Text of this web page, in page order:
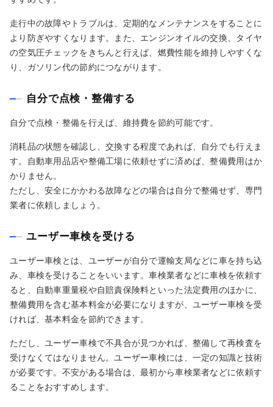
走行中の故障やトラブルは、定期的なメンテナンスをすることに
より防ぎやすくなります。また、エンジンオイルの交換、タイヤ
の空気圧チェックをきちんと行えば、燃費性能を維持しやすくな
り、ガソリン代の節約につながります。
自分で点検・整備する
自分で点検・整備を行えば、維持費を節約可能です。
消耗品の状態を確認し、交換する程度であれば、自分でも行えま
す。自動車用品店や整備工場に依頼せずに済めば、整備費用はか
かりません。
ただし、安全にかかわる故障などの場合は自分で整備せず、専門
業者に依頼しましょう。
ユーザー車検を受ける
ユーザー車検とは、ユーザーが自分で運輸支局などに車を持ち込
み、車検を受けることをいいます。車検業者などに車検を依頼す
ると、自動車重量税や自賠責保険料といった法定費用のほかに、
整備費用を含む基本料金が必要になりますが、ユーザー車検を受
ければ、基本料金を節約できます。
ただし、ユーザー車検で不具合が見つかれば、整備して再検査を
受けなくてはなりません。ユーザー車検には、一定の知識と技術
が必要です。不安がある場合は、最初から車検業者などに依頼す
ることをおすすめします。